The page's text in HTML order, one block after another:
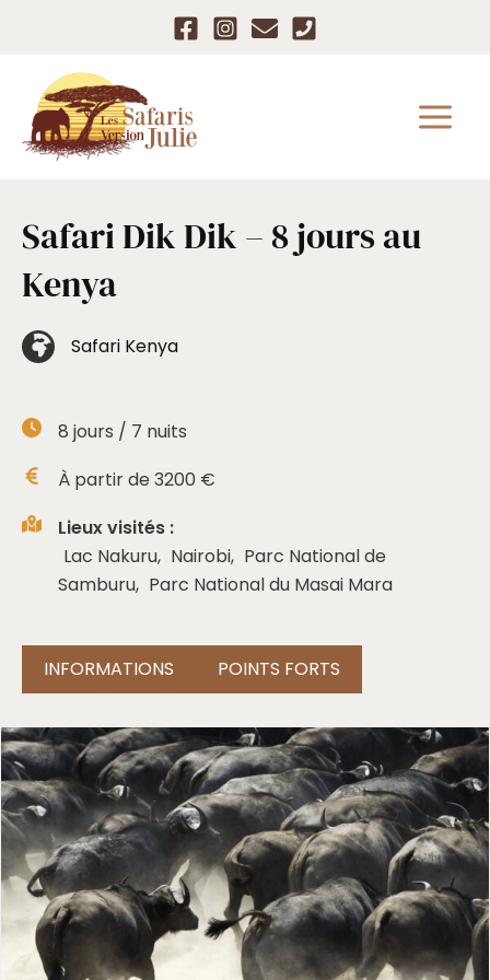
contenu
Safari Dik Dik – 8 jours au
Kenya
Safari Kenya
8 jours / 7 nuits
À partir de 3200 €
Lieux visités :
Lac Nakuru, Nairobi, Parc National de
Samburu, Parc National du Masai Mara
INFORMATIONS POINTS FORTS